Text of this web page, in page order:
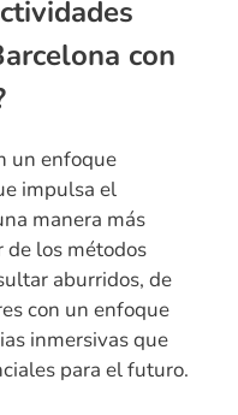
con
un enfoque
impulsa el
manera más
de los métodos
aburridos, de
con un enfoque
inmersivas que
para el futuro.